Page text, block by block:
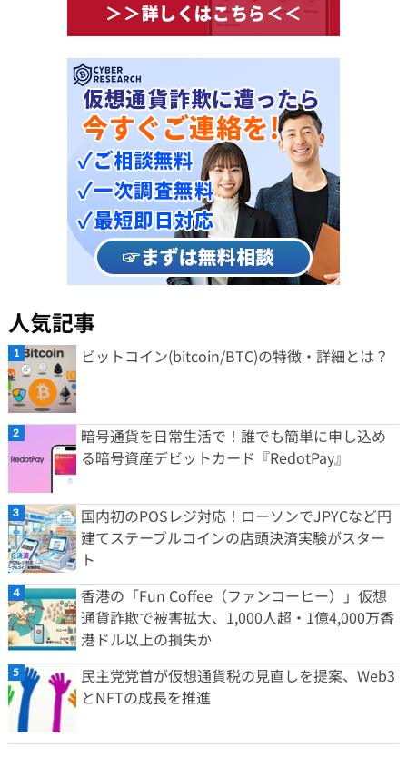
人気記事
ビットコイン(bitcoin/BTC)の特徴・詳細とは？
暗号通貨を日常生活で！誰でも簡単に申し込め
る暗号資産デビットカード『RedotPay』
国内初のPOSレジ対応！ローソンでJPYCなど円
建てステーブルコインの店頭決済実験がスター
ト
香港の「Fun Coffee（ファンコーヒー）」仮想
通貨詐欺で被害拡大、1,000人超・1億4,000万香
港ドル以上の損失か
民主党党首が仮想通貨税の見直しを提案、Web3
とNFTの成長を推進